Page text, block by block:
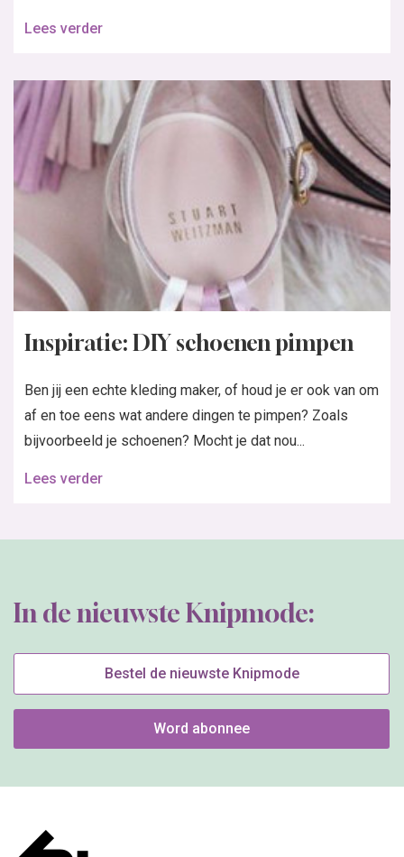
Lees verder
Inspiratie: DIY schoenen pimpen
Ben jij een echte kleding maker, of houd je er ook van om
af en toe eens wat andere dingen te pimpen? Zoals
bijvoorbeeld je schoenen? Mocht je dat nou...
Lees verder
In de nieuwste Knipmode:
Bestel de nieuwste Knipmode
Word abonnee